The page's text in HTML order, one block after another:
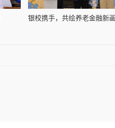
银校携手，共绘养老金融新